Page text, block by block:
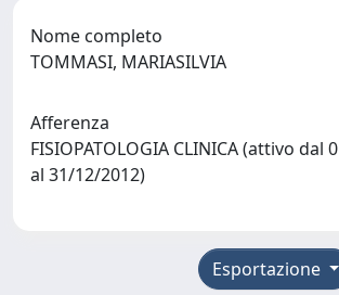
Nome completo
TOMMASI, MARIASILVIA
Afferenza
FISIOPATOLOGIA CLINICA (attivo dal
al 31/12/2012)
Esportazione